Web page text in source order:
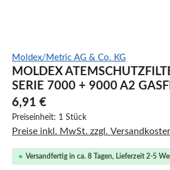
Moldex/Metric AG & Co. KG
MOLDEX
SERIE 7000 + 9000 A2
6,91 €
Preiseinheit: 1 Stück
Preise inkl. MwSt. zzgl.
Versandfertig in ca. 8 Tagen, Lieferzeit 2-5